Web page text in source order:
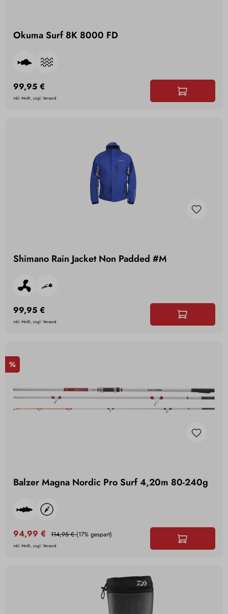
Okuma Surf 8K 8000 FD
99,95 €
inkl. MwSt., zzgl. Versand
Shimano Rain Jacket Non Padded #M
99,95 €
inkl. MwSt., zzgl. Versand
%
Balzer Magna Nordic Pro Surf 4,20m 80-240g
94,99 € 114,95 €(17% gespart)
inkl. MwSt., zzgl. Versand